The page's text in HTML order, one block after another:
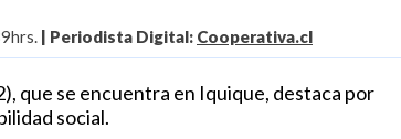
| Periodista Digital: Cooperativa.cl
que se encuentra en Iquique, destaca por
social.